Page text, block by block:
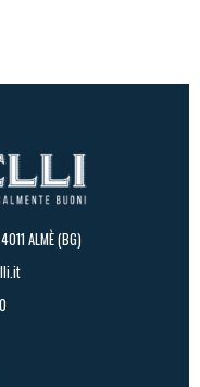
ALMÈ (BG)